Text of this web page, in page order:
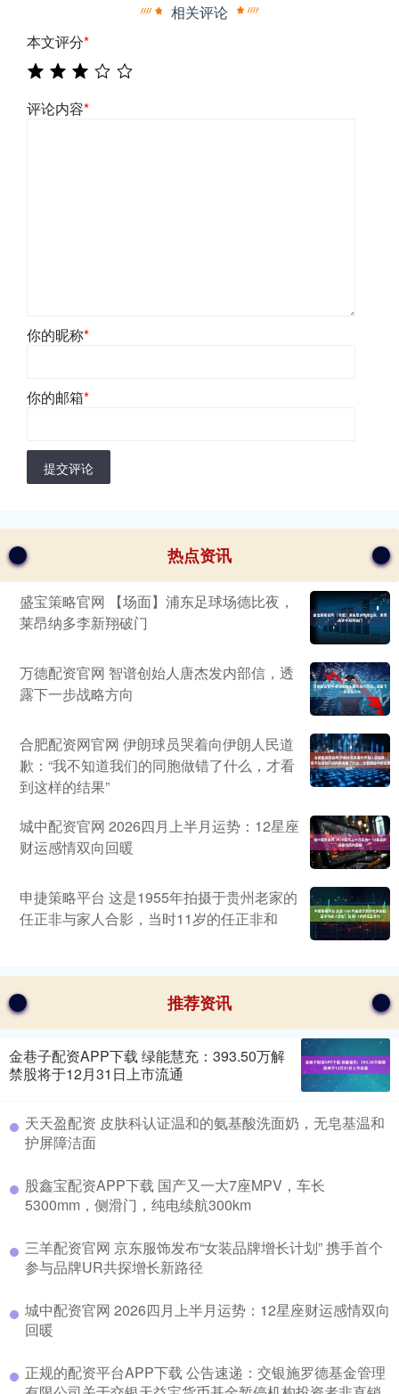
相关评论
本文评分*
评论内容*
你的昵称*
你的邮箱*
提交评论
热点资讯
盛宝策略官网 【场面】浦东足球场德比夜，
莱昂纳多李新翔破门
万德配资官网 智谱创始人唐杰发内部信，透
露下一步战略方向
合肥配资网官网 伊朗球员哭着向伊朗人民道
歉：“我不知道我们的同胞做错了什么，才看
到这样的结果”
城中配资官网 2026四月上半月运势：12星座
财运感情双向回暖
申捷策略平台 这是1955年拍摄于贵州老家的
任正非与家人合影，当时11岁的任正非和
推荐资讯
金巷子配资APP下载 绿能慧充：393.50万解
禁股将于12月31日上市流通
天天盈配资 皮肤科认证温和的氨基酸洗面奶，无皂基温和
护屏障洁面
股鑫宝配资APP下载 国产又一大7座MPV，车长
5300mm，侧滑门，纯电续航300km
三羊配资官网 京东服饰发布“女装品牌增长计划” 携手首个
参与品牌UR共探增长新路径
城中配资官网 2026四月上半月运势：12星座财运感情双向
回暖
正规的配资平台APP下载 公告速递：交银施罗德基金管理